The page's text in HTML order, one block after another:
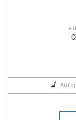
#